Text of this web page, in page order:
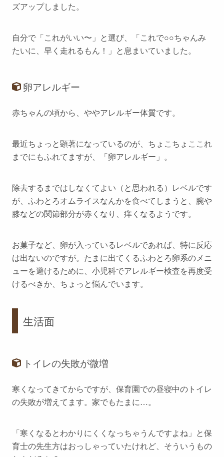
ズアップしました。
自分で「これがいい〜」と選び、「これで○○ちゃんみ
たいに、早く走れるもん！」と息まいていました。
卵アレルギー
赤ちゃんの頃から、ややアレルギー体質です。
最近ちょっと顕著になっているのが、ちょこちょここれ
までにもふれてますが、「卵アレルギー」。
除去するまではしなくてよい（と思われる）レベルです
が、ふわとろオムライスなんかを食べてしまうと、腕や
膝などの関節部分が赤くなり、痒くなるようです。
お菓子など、卵が入っているレベルであれば、特に反応
は出ないのですが。たまに出てくるふわとろ卵系のメニ
ューを避けるために、小児科でアレルギー検査を再度受
けるべきか、ちょっと悩んでいます。
生活面
トイレの失敗が微増
寒くなってきてからですが、保育園での昼寝中のトイレ
の失敗が増えてます。家でもたまに…。
「寒くなるとわかりにくくなっちゃうんですよね」と保
育士の先生方はおっしゃっていたけれど、そういうもの